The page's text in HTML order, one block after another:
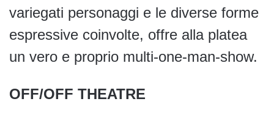
variegati personaggi e le diverse forme
espressive coinvolte, offre alla platea
un vero e proprio multi-one-man-show.
OFF/OFF THEATRE